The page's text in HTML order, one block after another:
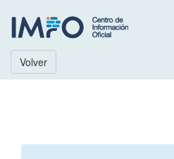
Volver